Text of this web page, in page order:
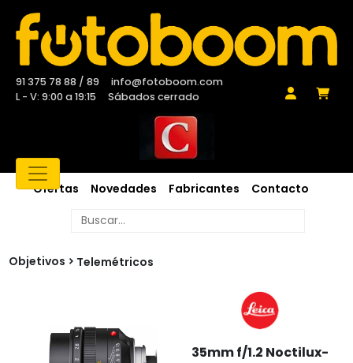
91 375 78 88 / 89
info@fotoboom.com
L - V: 9:00 a 19:15
Sábados cerrado
Ofertas Novedades Fabricantes Contacto
Objetivos Telemétricos
35mm f/1.2 Noctilux-